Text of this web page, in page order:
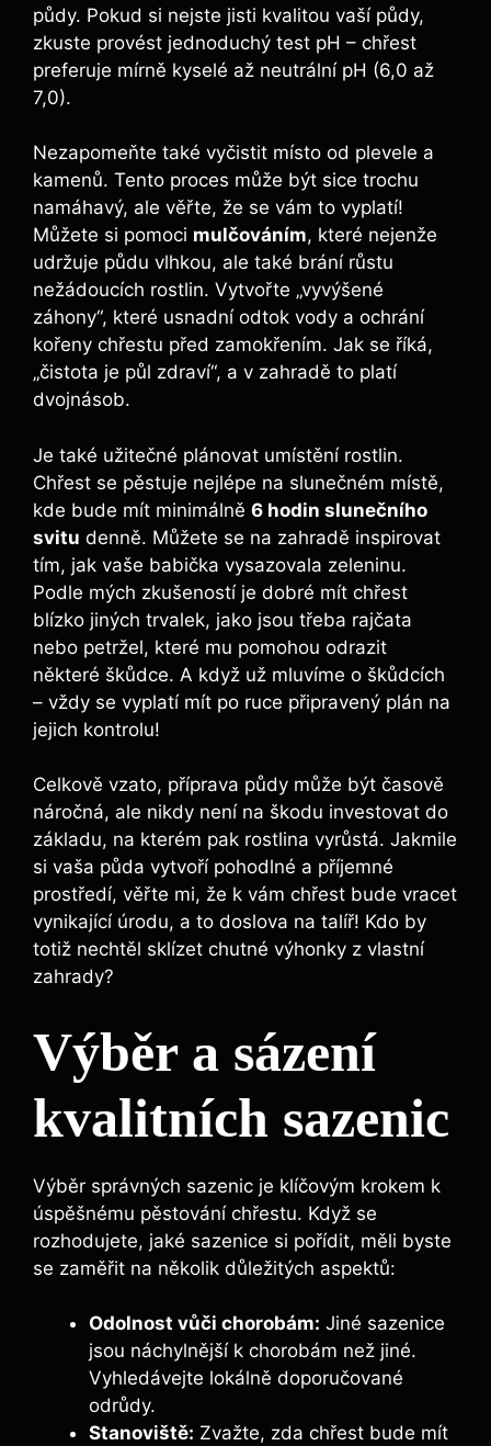
půdy. Pokud si nejste jisti kvalitou vaší půdy,
zkuste provést jednoduchý test pH – chřest
preferuje mírně kyselé až neutrální pH (6,0 až
7,0).
Nezapomeňte také vyčistit místo od plevele a
kamenů. Tento proces může být sice trochu
namáhavý, ale věřte, že se vám to vyplatí!
Můžete si pomoci mulčováním, které nejenže
udržuje půdu vlhkou, ale také brání růstu
nežádoucích rostlin. Vytvořte „vyvýšené
záhony“, které usnadní odtok vody a ochrání
kořeny chřestu před zamokřením. Jak se říká,
„čistota je půl zdraví“, a v zahradě to platí
dvojnásob.
Je také užitečné plánovat umístění rostlin.
Chřest se pěstuje nejlépe na slunečném místě,
kde bude mít minimálně 6 hodin slunečního
svitu denně. Můžete se na zahradě inspirovat
tím, jak vaše babička vysazovala zeleninu.
Podle mých zkušeností je dobré mít chřest
blízko jiných trvalek, jako jsou třeba rajčata
nebo petržel, které mu pomohou odrazit
některé škůdce. A když už mluvíme o škůdcích
– vždy se vyplatí mít po ruce připravený plán na
jejich kontrolu!
Celkově vzato, příprava půdy může být časově
náročná, ale nikdy není na škodu investovat do
základu, na kterém pak rostlina vyrůstá. Jakmile
si vaša půda vytvoří pohodlné a příjemné
prostředí, věřte mi, že k vám chřest bude vracet
vynikající úrodu, a to doslova na talíř! Kdo by
totiž nechtěl sklízet chutné výhonky z vlastní
zahrady?
Výběr a sázení
kvalitních sazenic
Výběr správných sazenic je klíčovým krokem k
úspěšnému pěstování chřestu. Když se
rozhodujete, jaké sazenice si pořídit, měli byste
se zaměřit na několik důležitých aspektů:
Odolnost vůči chorobám: Jiné sazenice
jsou náchylnější k chorobám než jiné.
Vyhledávejte lokálně doporučované
odrůdy.
Stanoviště: Zvažte, zda chřest bude mít